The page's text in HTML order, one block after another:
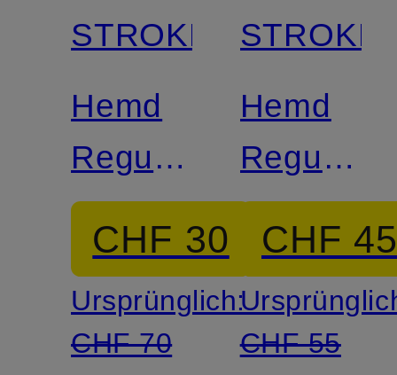
STROKESMAN'S
Hemd
Regular
Fit
CHF 30
Ursprünglich:
CHF 70
Hemd
Regular
Fit mit
Leinen
CHF
CHF 55